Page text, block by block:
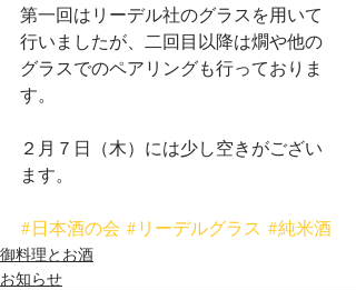
第一回はリーデル社のグラスを用いて
行いましたが、二回目以降は燗や他の
グラスでのペアリングも行っておりま
す。
２月７日（木）には少し空きがござい
ます。
#日本酒の会 #リーデルグラス #純米酒
御料理とお酒
お知らせ